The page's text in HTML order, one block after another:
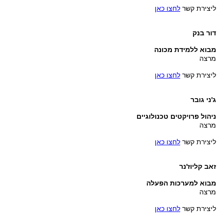
ליצירת קשר לחצו כאן
דור בנק
מבוא ללמידת מכונה
מרצה
ליצירת קשר לחצו כאן
ג'ני גובר
ניהול פרויקטים טכנולוגיים
מרצה
ליצירת קשר לחצו כאן
זאב קליוז'נר
מבוא למערכות הפעלה
מרצה
ליצירת קשר לחצו כאן